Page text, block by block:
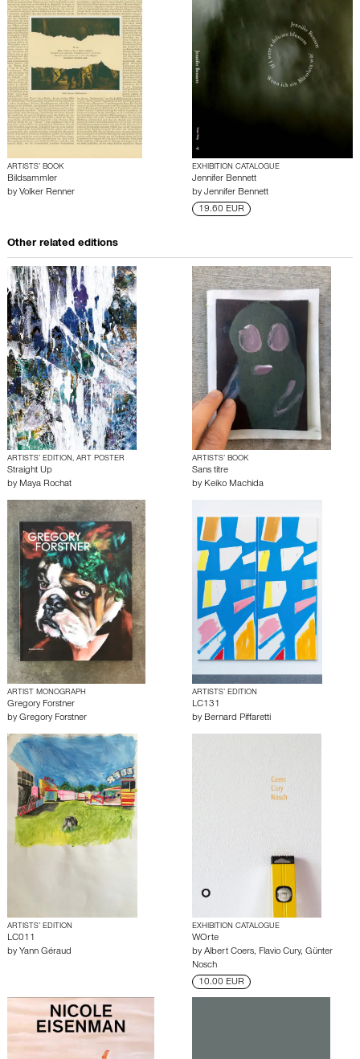
ARTISTS’ BOOK
Bildsammler
by Volker Renner
EXHIBITION CATALOGUE
Jennifer Bennett
by Jennifer Bennett
19.60 EUR
Other related editions
ARTISTS’ EDITION, ART POSTER
Straight Up
by Maya Rochat
ARTISTS’ BOOK
Sans titre
by Keiko Machida
ARTIST MONOGRAPH
Gregory Forstner
by Gregory Forstner
ARTISTS’ EDITION
LC131
by Bernard Piffaretti
ARTISTS’ EDITION
LC011
by Yann Géraud
EXHIBITION CATALOGUE
WOrte
by Albert Coers, Flavio Cury, Günter
Nosch
10.00 EUR